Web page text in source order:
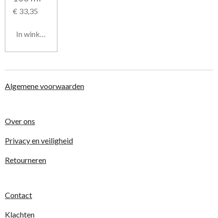
€ 33,35
In winkelwagen
Algemene voorwaarden
Over ons
Privacy en veiligheid
Retourneren
Contact
Klachten